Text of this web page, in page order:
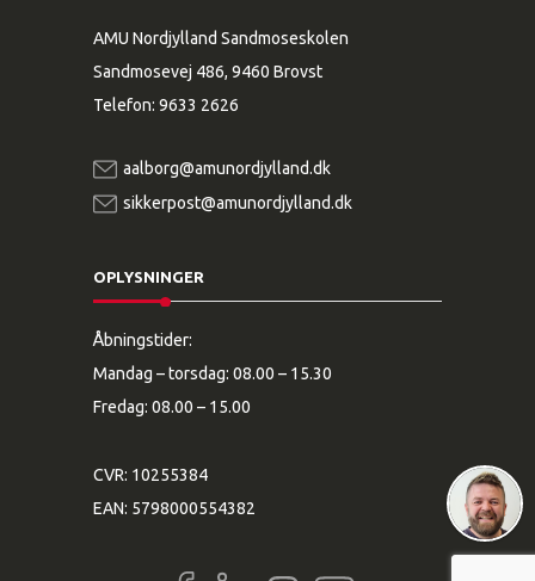
AMU Nordjylland Sandmoseskolen
Sandmosevej 486, 9460 Brovst
Telefon: 9633 2626
aalborg@amunordjylland.dk
sikkerpost@amunordjylland.dk
OPLYSNINGER
Åbningstider:
Mandag – torsdag: 08.00 – 15.30
Fredag: 08.00 – 15.00
CVR: 10255384
EAN: 5798000554382